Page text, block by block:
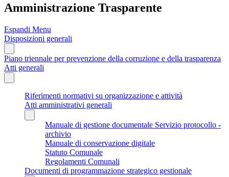
Amministrazione Trasparente
Espandi Menu
Disposizioni generali
Piano triennale per prevenzione della corruzione e della trasparenza
Atti generali
Riferimenti normativi su organizzazione e attività
Atti amministrativi generali
Manuale di gestione documentale Servizio protocollo -
archivio
Manuale di conservazione digitale
Statuto Comunale
Regolamenti Comunali
Documenti di programmazione strategico gestionale